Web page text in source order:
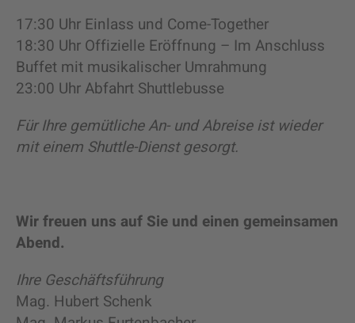
17:30 Uhr Einlass und Come-Together
18:30 Uhr Offizielle Eröffnung – Im Anschluss
Buffet mit musikalischer Umrahmung
23:00 Uhr Abfahrt Shuttlebusse
Für Ihre gemütliche An- und Abreise ist wieder
mit einem Shuttle-Dienst gesorgt.
Wir freuen uns auf Sie und einen gemeinsamen
Abend.
Ihre Geschäftsführung
Mag. Hubert Schenk